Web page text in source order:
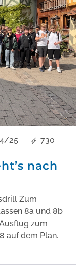
25
730
nach
Zum
8a und 8b
zum
auf dem Plan.